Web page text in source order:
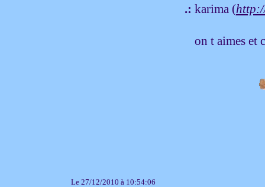
.: karima (
on t aimes et
Le 27/12/2010 à 10:54:06